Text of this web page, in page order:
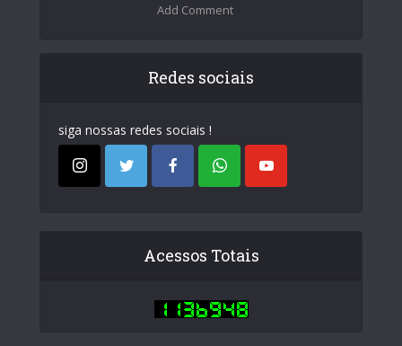
Add Comment
Redes sociais
siga nossas redes sociais !
Acessos Totais